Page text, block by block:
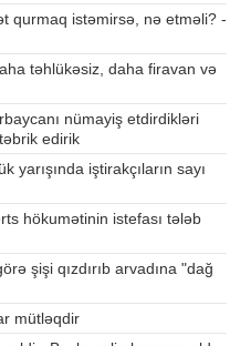
qurmaq istəmirsə, nə etməli? -
təhlükəsiz, daha firavan və
nümayiş etdirdikləri
edirik
yarışında iştirakçıların sayı
hökumətinin istefası tələb
şişi qızdırıb arvadına "dağ
mütləqdir